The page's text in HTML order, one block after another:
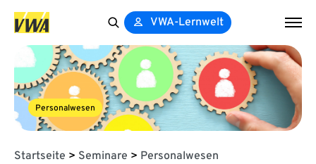
for:
VWA-Lernwelt
Personalwesen
Startseite > Seminare > Personalwesen